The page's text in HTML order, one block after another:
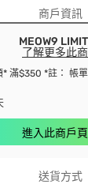
商戶資訊
MEOW9
了解更多此
* 滿$350 *註： 帳
進入此商戶
送貨方式